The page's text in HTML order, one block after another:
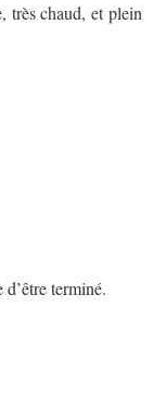
très chaud, et plein
ter­miné.